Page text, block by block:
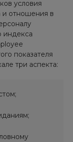
условия
и отношения в
индекса
показателя
три аспекта: